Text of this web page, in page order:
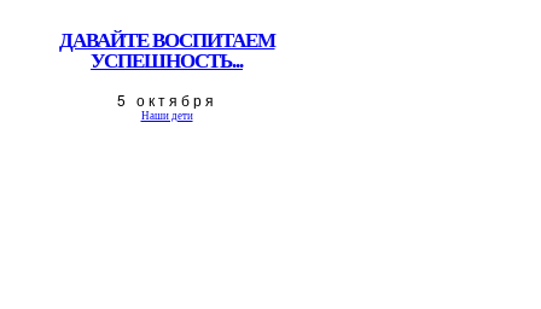
ДАВАЙТЕ ВОСПИТАЕМ
УСПЕШНОСТЬ...
5 октября
Наши дети